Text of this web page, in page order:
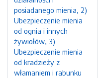
posiadanego mienia, 2)
Ubezpieczenie mienia
od ognia i innych
żywiołów, 3)
Ubezpieczenie mienia
od kradzieży z
włamaniem i rabunku